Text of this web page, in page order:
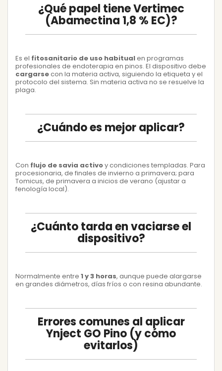
¿Qué papel tiene Vertimec
(Abamectina 1,8 % EC)?
Es el fitosanitario de uso habitualen programas
profesionales de endoterapia en pinos. El dispositivo debe
cargarsecon la materia activa, siguiendo la etiqueta y el
protocolo del sistema. Sin materia activa no se resuelve la
plaga.
¿Cuándo es mejor aplicar?
Con flujo de savia activoy condiciones templadas. Para
procesionaria, de finales de invierno a primavera; para
Tomicus, de primavera a inicios de verano (ajustar a
fenología local).
¿Cuánto tarda en vaciarse el
dispositivo?
Normalmente entre 1 y 3 horas, aunque puede alargarse
en grandes diámetros, días fríos o con resina abundante.
Errores comunes al aplicar
Ynject GO Pino (y cómo
evitarlos)